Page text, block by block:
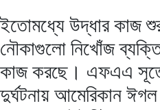
ইতোমধ্যে উদ্ধার কাজ
নৌকাগুলো নিখোঁজ
কাজ করছে। এফএএ
দুর্ঘটনায় আমেরিকান